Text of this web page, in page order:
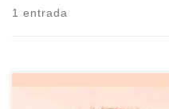
1 entrada